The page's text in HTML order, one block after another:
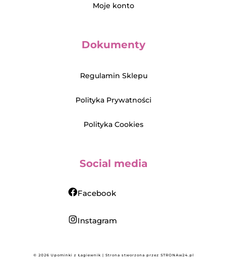
Moje konto
Dokumenty
Regulamin Sklepu
Polityka Prywatności
Polityka Cookies
Social media
Facebook
Instagram
© 2026 Upominki z Łagiewnik | Strona stworzona przez STRONAw24.pl